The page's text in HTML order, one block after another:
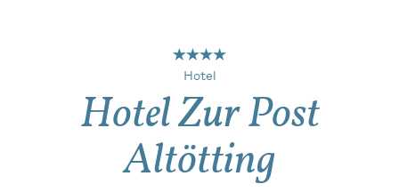
Hotel
Hotel Zur Post
Altötting